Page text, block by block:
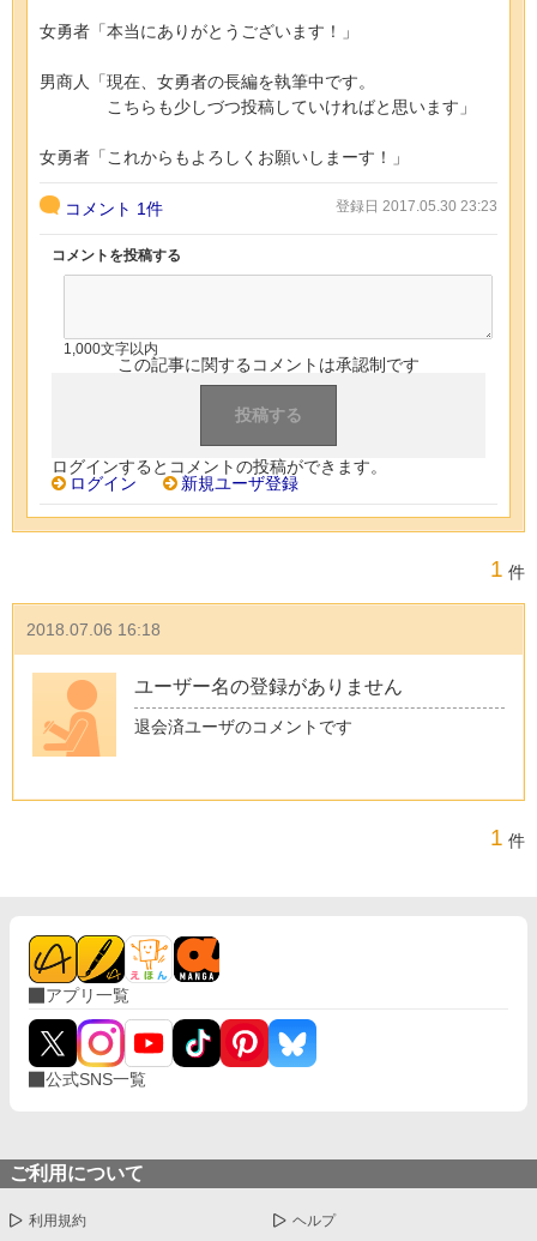
女勇者「本当にありがとうございます！」
男商人「現在、女勇者の長編を執筆中です。
こちらも少しづつ投稿していければと思います」
女勇者「これからもよろしくお願いしまーす！」
コメント 1件 登録日 2017.05.30 23:23
コメントを投稿する
1,000文字以内
この記事に関するコメントは承認制です
ログインするとコメントの投稿ができます。
ログイン
新規ユーザ登録
1 件
2018.07.06 16:18
ユーザー名の登録がありません
退会済ユーザのコメントです
1 件
アプリ一覧
公式SNS一覧
ご利用について
利用規約 ヘルプ